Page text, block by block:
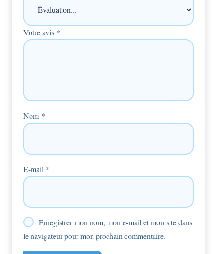
Votre avis *
Nom *
E-mail *
Enregistrer mon nom, mon e-mail et mon site dans
le navigateur pour mon prochain commentaire.